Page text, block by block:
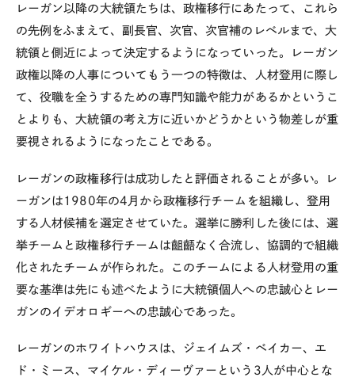
レーガン以降の大統領たちは、政権移行にあたって、これら
の先例をふまえて、副長官、次官、次官補のレベルまで、大
統領と側近によって決定するようになっていった。レーガン
政権以降の人事についてもう一つの特徴は、人材登用に際し
て、役職を全うするための専門知識や能力があるかというこ
とよりも、大統領の考え方に近いかどうかという物差しが重
要視されるようになったことである。
レーガンの政権移行は成功したと評価されることが多い。レ
ーガンは1980年の4月から政権移行チームを組織し、登用
する人材候補を選定させていた。選挙に勝利した後には、選
挙チームと政権移行チームは齟齬なく合流し、協調的で組織
化されたチームが作られた。このチームによる人材登用の重
要な基準は先にも述べたように大統領個人への忠誠心とレー
ガンのイデオロギーへの忠誠心であった。
レーガンのホワイトハウスは、ジェイムズ・ベイカー、エ
ド・ミース、マイケル・ディーヴァーという3人が中心とな